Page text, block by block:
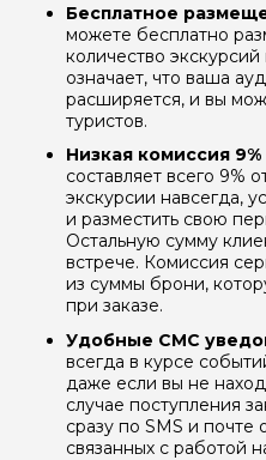
Бесплатное
можете бесплатно
количество
означает, что ваша
расширяется, и вы
туристов.
Низкая комиссия 9%
составляет всего 9%
экскурсии навсегда,
и разместить свою
Остальную сумму
встрече. Комиссия
из суммы брони,
при заказе.
Удобные СМС
всегда в курсе
даже если вы не
случае поступления
сразу по SMS и почте
связанных с работой